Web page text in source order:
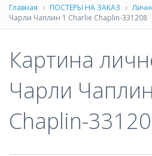
Главная ПОСТЕРЫ НА ЗАКАЗ
Чарли Чаплин 1 Charlie Chaplin-331208
Картина
Чарли
Chaplin-